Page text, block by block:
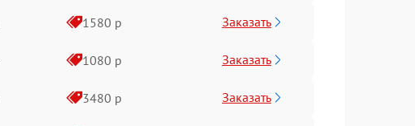
1580 р Заказать
1080 р Заказать
3480 р Заказать